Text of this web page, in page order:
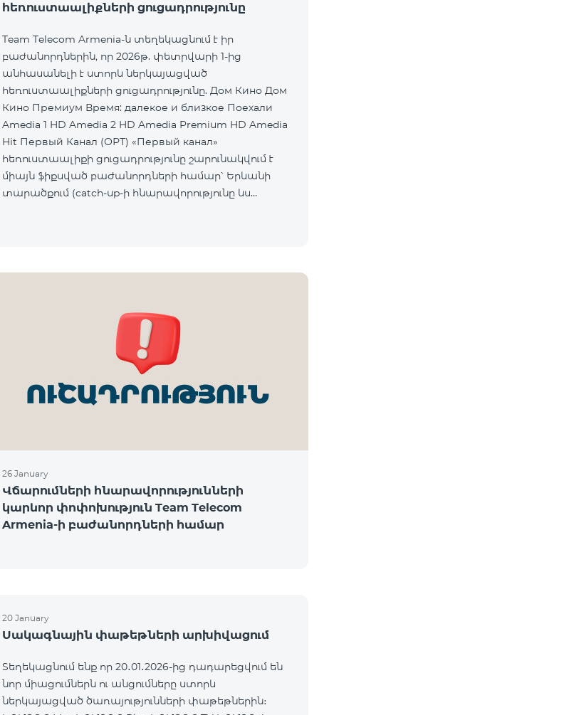
հեռուստաալիքների ցուցադրությունը
Team Telecom Armenia-ն տեղեկացնում է իր
բաժանորդներին, որ 2026թ. փետրվարի 1-ից
անհասանելի է ստորև ներկայացված
հեռուստաալիքների ցուցադրությունը. Дом Кино Дом
Кино Премиум Время: далекое и близкое Поехали
Amedia 1 HD Amedia 2 HD Amedia Premium HD Amedia
Hit Первый Канал (ОРТ) «Первый канал»
հեռուստաալիքի ցուցադրությունը շարունակվում է
միայն ֆիքսված բաժանորդների համար՝ Երևանի
տարածքում (catch-up-ի հնարավորությունը ևս
26 January
Վճարումների հնարավորությունների
կարևոր փոփոխություն Team Telecom
Armenia-ի բաժանորդների համար
20 January
Սակագնային փաթեթների արխիվացում
Տեղեկացնում ենք որ 20․01․2026-ից դադարեցվում են
նոր միացումներն ու անցումները ստորև
ներկայացված ծառայությունների փաթեթներին։